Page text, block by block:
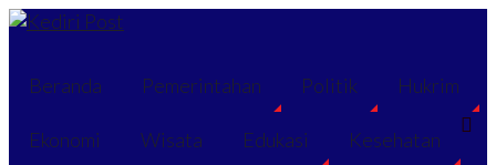
Beranda Pemerintahan Politik Hukrim
Ekonomi Wisata Edukasi Kesehatan